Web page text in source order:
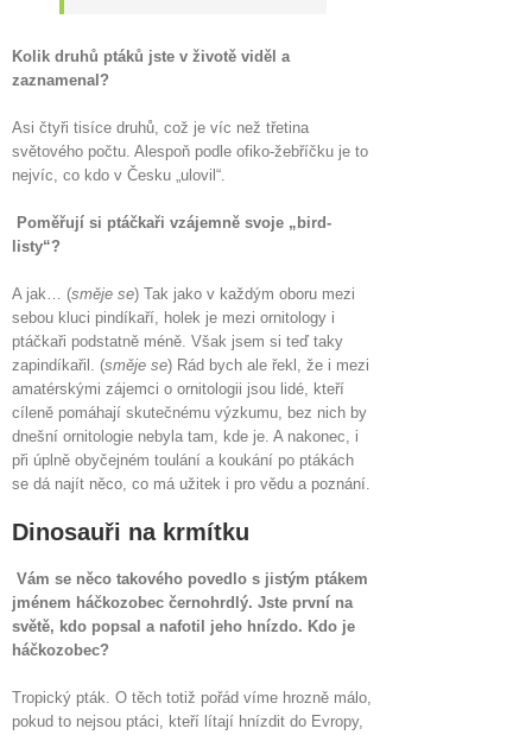
Kolik druhů ptáků jste v životě viděl a
zaznamenal?
Asi čtyři tisíce druhů, což je víc než třetina
světového počtu. Alespoň podle ofiko-žebříčku je to
nejvíc, co kdo v Česku „ulovil“.
Poměřují si ptáčkaři vzájemně svoje „bird-
listy“?
A jak… (směje se) Tak jako v každým oboru mezi
sebou kluci pindíkaří, holek je mezi ornitology i
ptáčkaři podstatně méně. Však jsem si teď taky
zapindíkařil. (směje se) Rád bych ale řekl, že i mezi
amatérskými zájemci o ornitologii jsou lidé, kteří
cíleně pomáhají skutečnému výzkumu, bez nich by
dnešní ornitologie nebyla tam, kde je. A nakonec, i
při úplně obyčejném toulání a koukání po ptákách
se dá najít něco, co má užitek i pro vědu a poznání.
Dinosauři na krmítku
Vám se něco takového povedlo s jistým ptákem
jménem háčkozobec černohrdlý. Jste první na
světě, kdo popsal a nafotil jeho hnízdo. Kdo je
háčkozobec?
Tropický pták. O těch totiž pořád víme hrozně málo,
pokud to nejsou ptáci, kteří lítají hnízdit do Evropy,